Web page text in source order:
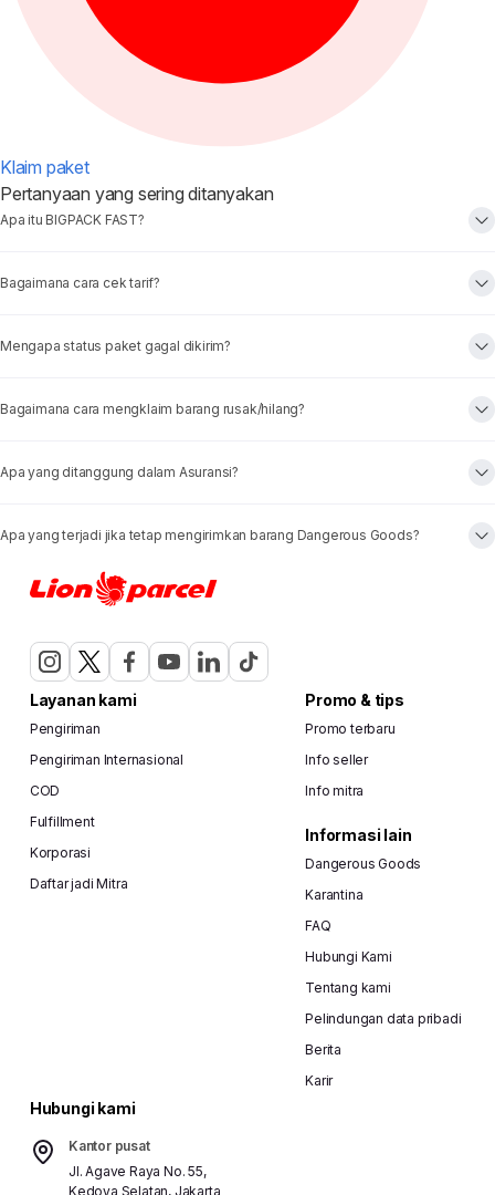
Klaim paket
Pertanyaan yang sering ditanyakan
Apa itu BIGPACK FAST?
Bagaimana cara cek tarif?
Mengapa status paket gagal dikirim?
Bagaimana cara mengklaim barang rusak/hilang?
Apa yang ditanggung dalam Asuransi?
Apa yang terjadi jika tetap mengirimkan barang Dangerous Goods?
Layanan kami
Pengiriman
Pengiriman Internasional
COD
Fulfillment
Korporasi
Daftar jadi Mitra
Promo & tips
Promo terbaru
Info seller
Info mitra
Informasi lain
Dangerous Goods
Karantina
FAQ
Hubungi Kami
Tentang kami
Pelindungan data pribadi
Berita
Karir
Hubungi kami
Kantor pusat
Jl. Agave Raya No. 55,
Kedoya Selatan, Jakarta